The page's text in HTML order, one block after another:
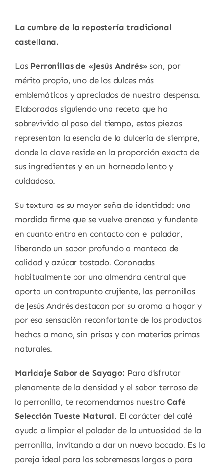
La cumbre de la repostería tradicional
castellana.
Las Perronillas de «Jesús Andrés» son, por
mérito propio, uno de los dulces más
emblemáticos y apreciados de nuestra despensa.
Elaboradas siguiendo una receta que ha
sobrevivido al paso del tiempo, estas piezas
representan la esencia de la dulcería de siempre,
donde la clave reside en la proporción exacta de
sus ingredientes y en un horneado lento y
cuidadoso.
Su textura es su mayor seña de identidad: una
mordida firme que se vuelve arenosa y fundente
en cuanto entra en contacto con el paladar,
liberando un sabor profundo a manteca de
calidad y azúcar tostado. Coronadas
habitualmente por una almendra central que
aporta un contrapunto crujiente, las perronillas
de Jesús Andrés destacan por su aroma a hogar y
por esa sensación reconfortante de los productos
hechos a mano, sin prisas y con materias primas
naturales.
Maridaje Sabor de Sayago: Para disfrutar
plenamente de la densidad y el sabor terroso de
la perronilla, te recomendamos nuestroCafé
Selección Tueste Natural. El carácter del café
ayuda a limpiar el paladar de la untuosidad de la
perronilla, invitando a dar un nuevo bocado. Es la
pareja ideal para las sobremesas largas o para